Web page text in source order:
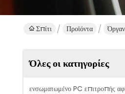
Σπίτι Προϊόντα
Όλες οι κατηγορίες
ενσωματωμένο PC επιτροπής